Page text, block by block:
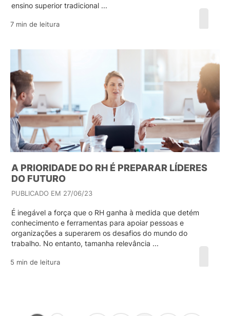
ensino superior tradicional ...
7 min de leitura
A PRIORIDADE DO RH É PREPARAR LÍDERES
DO FUTURO
PUBLICADO EM 27/06/23
É inegável a força que o RH ganha à medida que detém
conhecimento e ferramentas para apoiar pessoas e
organizações a superarem os desafios do mundo do
trabalho. No entanto, tamanha relevância ...
5 min de leitura